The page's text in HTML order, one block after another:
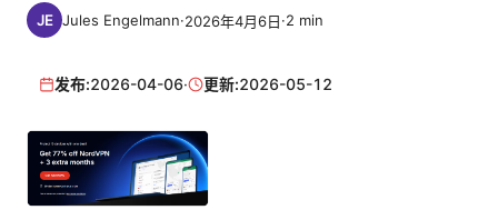
Jules Engelmann·2026年4月6日·2 min
发布:2026-04-06· 更新:2026-05-12